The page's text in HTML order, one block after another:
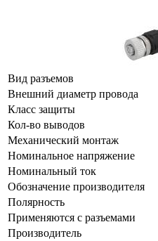
Вид разъемов
Внешний диаметр провода
Класс защиты
Кол-во выводов
Механический монтаж
Номинальное напряжение
Номинальный ток
Обозначение производителя
Полярность
Применяются с разъемами
Производитель